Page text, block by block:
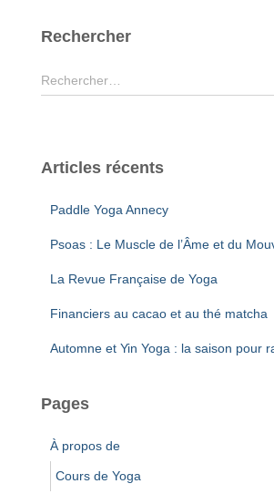
g
r
Rechercher
R
e
r
Rechercher…
Articles récents
Paddle Yoga Annecy
Psoas : Le Muscle de l’Âme et du
La Revue Française de Yoga
Financiers au cacao et au thé matcha
Automne et Yin Yoga : la saison pour
Pages
À propos de
Cours de Yoga